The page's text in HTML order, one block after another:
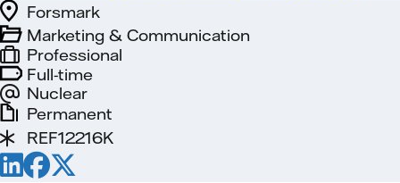
Full-time
Nuclear
Forsmark
Professional
Marketing & Communication
Permanent
REF12216K